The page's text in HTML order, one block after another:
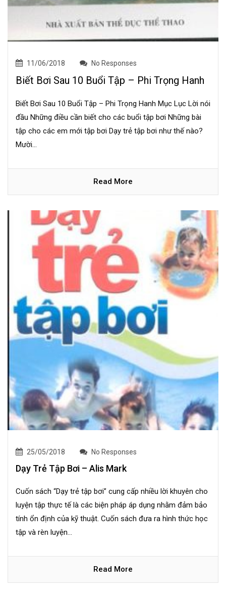
11/06/2018 No Responses
Biết Bơi Sau 10 Buổi Tập – Phi Trọng Hanh
Biết Bơi Sau 10 Buổi Tập – Phi Trọng Hanh Mục Lục Lời nói
đầu Những điều cần biết cho các buổi tập bơi Những bài
tập cho các em mới tập bơi Dạy trẻ tập bơi như thế nào?
Mười...
Read More
25/05/2018 No Responses
Dạy Trẻ Tập Bơi – Alis Mark
Cuốn sách “Dạy trẻ tập bơi” cung cấp nhiều lời khuyên cho
luyện tập thực tế là các biện pháp áp dụng nhằm đảm bảo
tính ổn định của kỹ thuật. Cuốn sách đưa ra hình thức học
tập và rèn luyện...
Read More